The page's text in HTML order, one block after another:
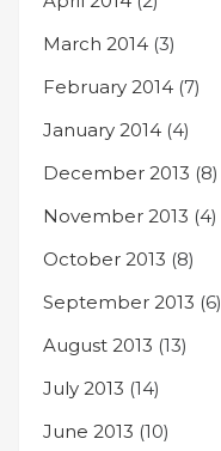
March 2014 (3)
February 2014 (7)
January 2014 (4)
December 2013 (8)
November 2013 (4)
October 2013 (8)
September 2013 (6)
August 2013 (13)
July 2013 (14)
June 2013 (10)